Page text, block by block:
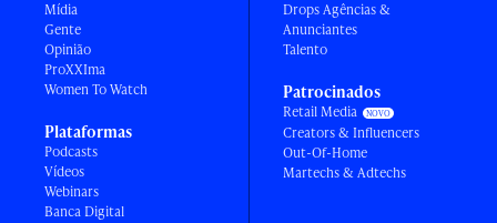
Mídia
Gente
Opinião
ProXXIma
Women To Watch
Plataformas
Podcasts
Vídeos
Webinars
Banca Digital
Drops Agências &
Anunciantes
Talento
Patrocinados
Retail Media
Creators & Influencers
Out-Of-Home
Martechs & Adtechs